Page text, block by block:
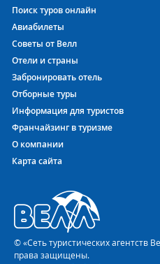
Поиск туров онлайн
Авиабилеты
Советы от Велл
Отели и страны
Забронировать отель
Отборные туры
Информация для туристов
Франчайзинг в туризме
О компании
Карта сайта
© «Сеть туристических агентств
права защищены.